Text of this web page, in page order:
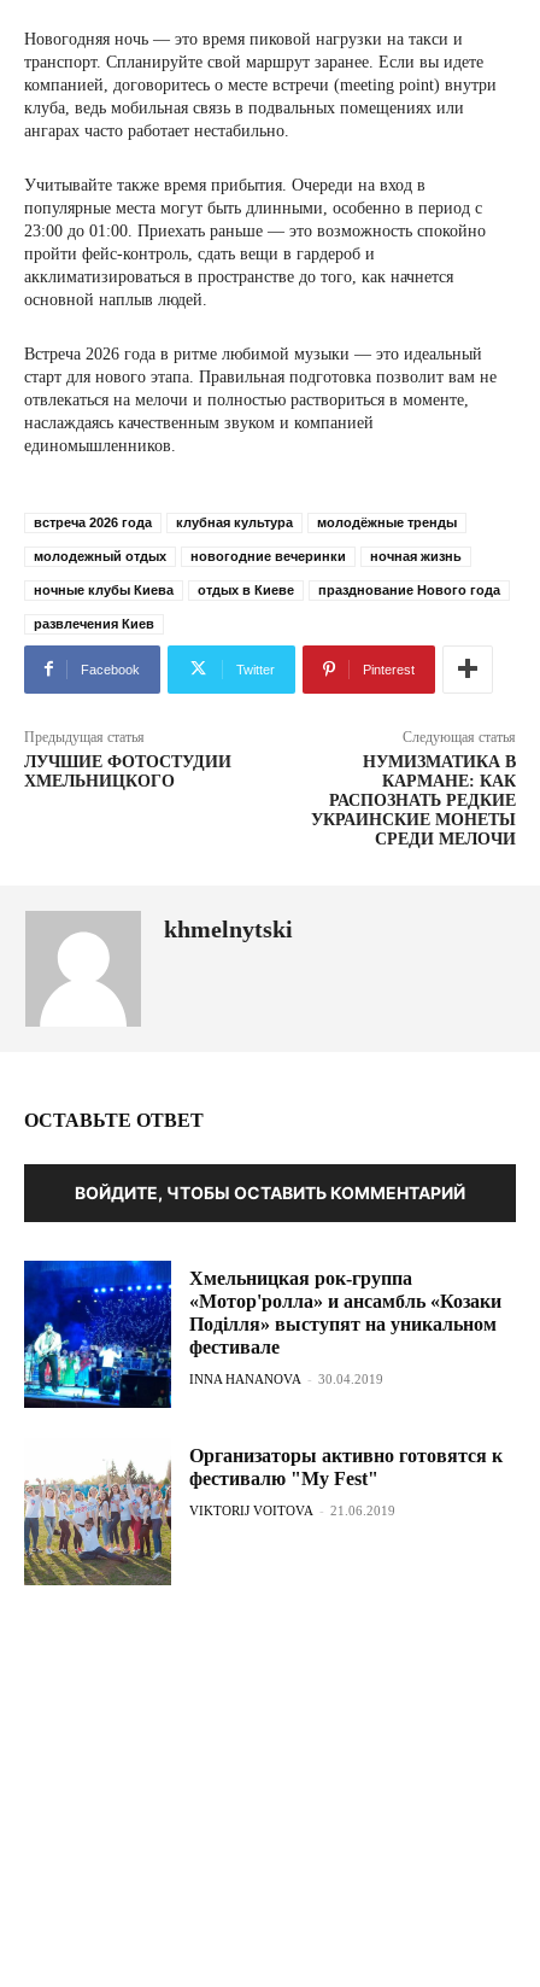
Новогодняя ночь — это время пиковой нагрузки на такси и
транспорт. Спланируйте свой маршрут заранее. Если вы идете
компанией, договоритесь о месте встречи (meeting point) внутри
клуба, ведь мобильная связь в подвальных помещениях или
ангарах часто работает нестабильно.
Учитывайте также время прибытия. Очереди на вход в
популярные места могут быть длинными, особенно в период с
23:00 до 01:00. Приехать раньше — это возможность спокойно
пройти фейс-контроль, сдать вещи в гардероб и
акклиматизироваться в пространстве до того, как начнется
основной наплыв людей.
Встреча 2026 года в ритме любимой музыки — это идеальный
старт для нового этапа. Правильная подготовка позволит вам не
отвлекаться на мелочи и полностью раствориться в моменте,
наслаждаясь качественным звуком и компанией
единомышленников.
встреча 2026 года клубная культура молодёжные тренды
молодежный отдых новогодние вечеринки ночная жизнь
ночные клубы Киева отдых в Киеве празднование Нового года
развлечения Киев
Facebook Twitter Pinterest
Предыдущая статья
ЛУЧШИЕ ФОТОСТУДИИ
ХМЕЛЬНИЦКОГО
Следующая статья
НУМИЗМАТИКА В
КАРМАНЕ: КАК
РАСПОЗНАТЬ РЕДКИЕ
УКРАИНСКИЕ МОНЕТЫ
СРЕДИ МЕЛОЧИ
khmelnytski
ОСТАВЬТЕ ОТВЕТ
ВОЙДИТЕ, ЧТОБЫ ОСТАВИТЬ КОММЕНТАРИЙ
Хмельницкая рок-группа
«Мотор'ролла» и ансамбль «Козаки
Поділля» выступят на уникальном
фестивале
INNA HANANOVA - 30.04.2019
Организаторы активно готовятся к
фестивалю "My Fest"
VIKTORIJ VOITOVA - 21.06.2019